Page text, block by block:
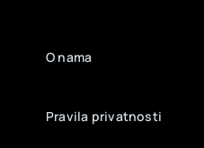
O nama
Pravila privatnosti